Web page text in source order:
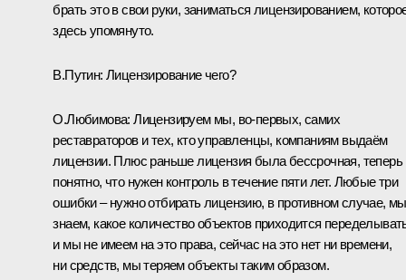
брать это в свои руки, заниматься лицензированием,
здесь упомянуто.
В.Путин: Лицензирование чего?
О.Любимова: Лицензируем мы, во-первых, самих
реставраторов и тех, кто управленцы, компаниям выдаём
лицензии. Плюс раньше лицензия была бессрочная, теперь
понятно, что нужен контроль в течение пяти лет. Любые три
ошибки – нужно отбирать лицензию, в противном случае, мы
знаем, какое количество объектов приходится
и мы не имеем на это права, сейчас на это нет ни времени,
ни средств, мы теряем объекты таким образом.